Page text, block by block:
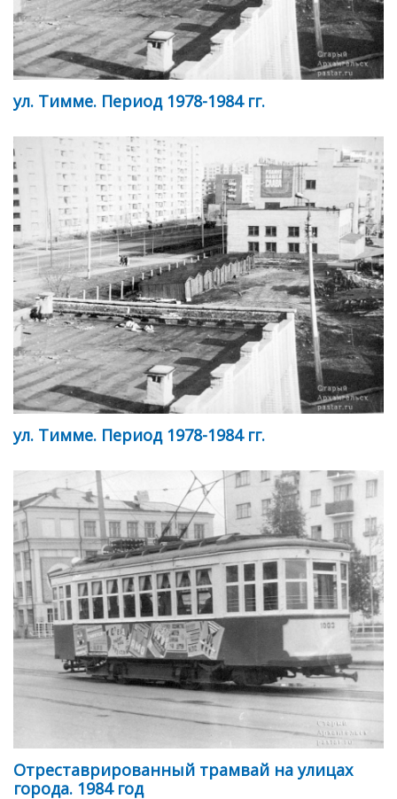
ул. Тимме. Период 1978-1984 гг.
ул. Тимме. Период 1978-1984 гг.
Отреставрированный трамвай на улицах
города. 1984 год